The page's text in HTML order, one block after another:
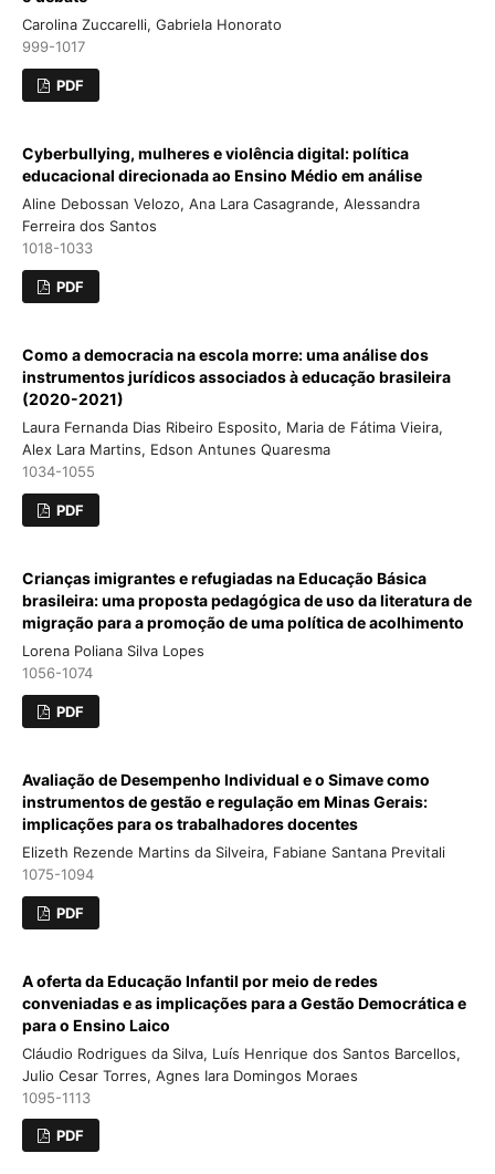
Carolina Zuccarelli, Gabriela Honorato
999-1017
PDF
Cyberbullying, mulheres e violência digital: política
educacional direcionada ao Ensino Médio em análise
Aline Debossan Velozo, Ana Lara Casagrande, Alessandra
Ferreira dos Santos
1018-1033
PDF
Como a democracia na escola morre: uma análise dos
instrumentos jurídicos associados à educação brasileira
(2020-2021)
Laura Fernanda Dias Ribeiro Esposito, Maria de Fátima Vieira,
Alex Lara Martins, Edson Antunes Quaresma
1034-1055
PDF
Crianças imigrantes e refugiadas na Educação Básica
brasileira: uma proposta pedagógica de uso da literatura de
migração para a promoção de uma política de acolhimento
Lorena Poliana Silva Lopes
1056-1074
PDF
Avaliação de Desempenho Individual e o Simave como
instrumentos de gestão e regulação em Minas Gerais:
implicações para os trabalhadores docentes
Elizeth Rezende Martins da Silveira, Fabiane Santana Previtali
1075-1094
PDF
A oferta da Educação Infantil por meio de redes
conveniadas e as implicações para a Gestão Democrática e
para o Ensino Laico
Cláudio Rodrigues da Silva, Luís Henrique dos Santos Barcellos,
Julio Cesar Torres, Agnes Iara Domingos Moraes
1095-1113
PDF